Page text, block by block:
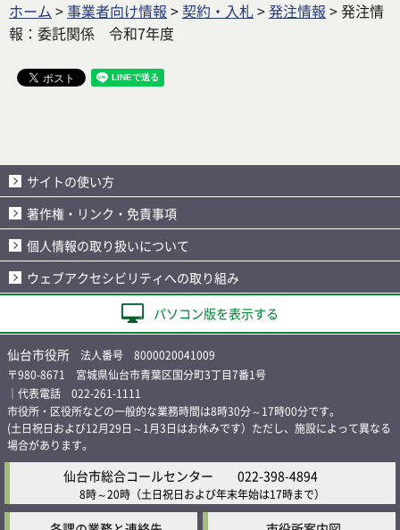
ホーム >事業者向け情報 > 契約・入札>発注情報 > 発注情
報：委託関係 令和7年度
サイトの使い方
著作権・リンク・免責事項
個人情報の取り扱いについて
ウェブアクセシビリティへの取り組み
パソコン版を表示する
仙台市役所 法人番号 8000020041009
〒980-8671 宮城県仙台市青葉区国分町3丁目7番1号
｜代表電話 022-261-1111
市役所・区役所などの一般的な業務時間は8時30分～17時00分です。
(土日祝日および12月29日～1月3日はお休みです）ただし、施設によって異なる
場合があります。
仙台市総合コールセンター 022-398-4894
8時～20時 （土日祝日および年末年始は17時まで）